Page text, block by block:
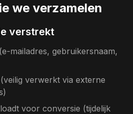
we verzamelen
verstrekt
mailadres, gebruikersnaam,
verwerkt via externe
voor conversie (tijdelijk